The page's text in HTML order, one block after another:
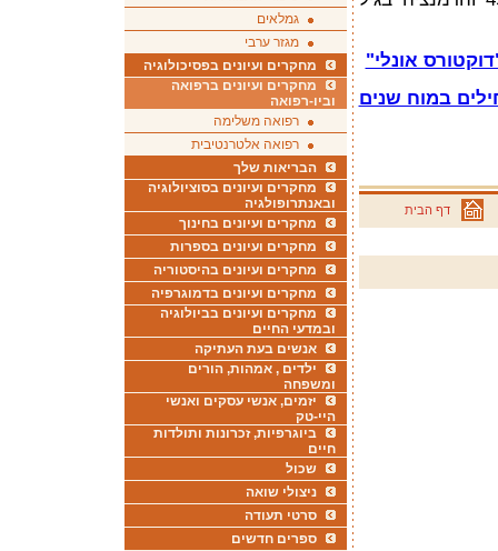
אונלי"
במוח שנים
דף הבית
גמלאים
מגזר ערבי
מחקרים ועיונים בפסיכולוגיה
מחקרים ועיונים ברפואה
וביו-רפואה
רפואה משלימה
רפואה אלטרנטיבית
הבריאות שלך
מחקרים ועיונים בסוציולוגיה
ובאנתרופולגיה
מחקרים ועיונים בחינוך
מחקרים ועיונים בספרות
מחקרים ועיונים בהיסטוריה
מחקרים ועיונים בדמוגרפיה
מחקרים ועיונים בביולוגיה
ובמדעי החיים
אנשים בעת העתיקה
ילדים , אמהות, הורים
ומשפחה
יזמים, אנשי עסקים ואנשי
היי-טק
ביוגרפיות, זכרונות ותולדות
חיים
שכול
ניצולי שואה
סרטי תעודה
ספרים חדשים